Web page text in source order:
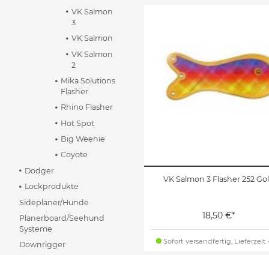
VK Salmon
3
VK Salmon
VK Salmon
2
Mika Solutions
Flasher
Rhino Flasher
Hot Spot
Big Weenie
Coyote
Dodger
Lockprodukte
Sideplaner/Hunde
Planerboard/Seehund
Systeme
Downrigger
VK Salmon 3 Flasher 252
18,50 €*
Sofort versandfertig, Lieferzeit